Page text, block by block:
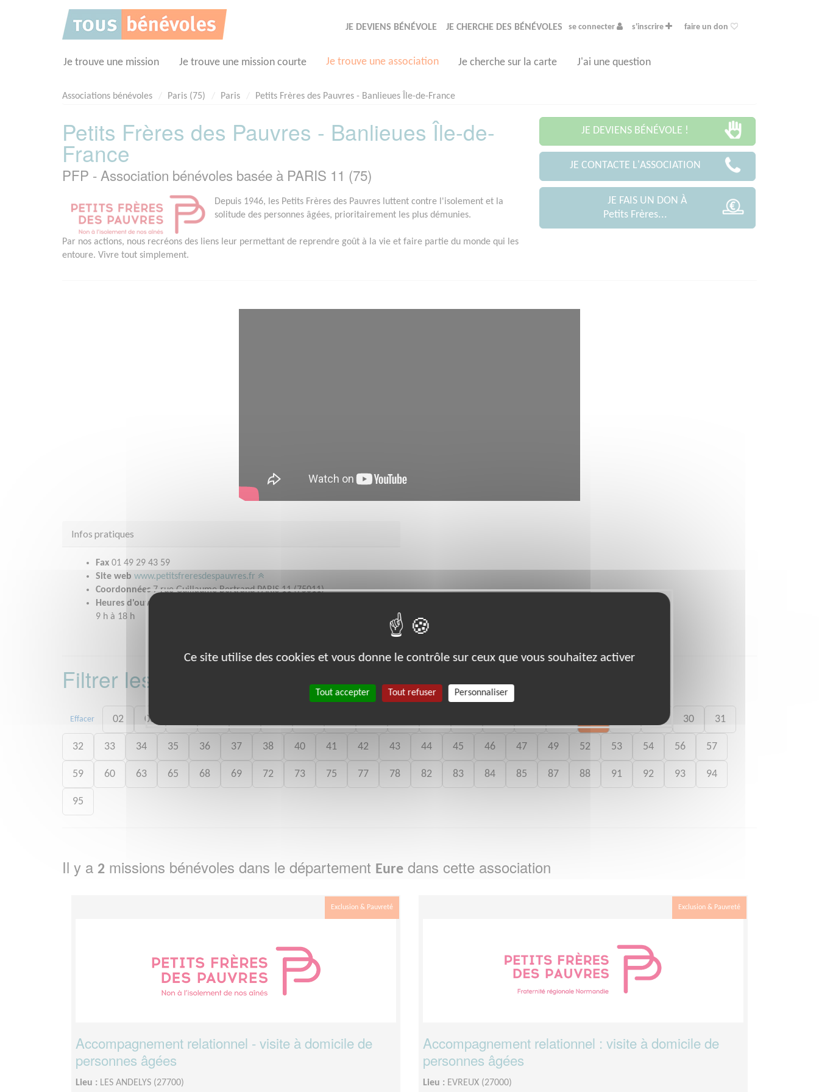
JE DEVIENS BÉNÉVOLE JE CHERCHE DES BÉNÉVOLES se connecter s'inscrire faire un don
Je trouve une mission Je trouve une mission courte Je trouve une association Je cherche sur la carte J'ai une question
Associations bénévoles Paris (75) Paris Petits Frères des Pauvres - Banlieues Île-de-France
Petits Frères des Pauvres - Banlieues Île-de-
France
PFP - Association bénévoles basée à PARIS 11 (75)
Depuis 1946, les Petits Frères des Pauvres luttent contre l'isolement et la
solitude des personnes âgées, prioritairement les plus démunies.
Par nos actions, nous recréons des liens leur permettant de reprendre goût à la vie et faire partie du monde qui les
entoure. Vivre tout simplement.
JE DEVIENS BÉNÉVOLE !
JE CONTACTE L'ASSOCIATION
JE FAIS UN DON À
Petits Frères...
Infos pratiques
Fax 01 49 29 43 59
Site web www.petitsfreresdespauvres.fr
Coordonnées 7 rue Guillaume Bertrand PARIS 11 (75011)
Heures d'ouverture
9 h à 18 h
Filtrer les missions bénévoles par département :
Effacer 02 03 30 31
32 33 34 35 36 37 38 40 41 42 43 44 45 46 47 49 52 53 54 56 57
59 60 63 65 68 69 72 73 75 77 78 82 83 84 85 87 88 91 92 93 94
95
Il y a 2 missions bénévoles dans le département Eure dans cette association
Exclusion & Pauvreté
Accompagnement relationnel - visite à domicile de
personnes âgées
Lieu : LES ANDELYS (27700)
Exclusion & Pauvreté
Accompagnement relationnel : visite à domicile de
personnes âgées
Lieu : EVREUX (27000)
Ce site utilise des cookies et vous donne le contrôle sur ceux que vous souhaitez activer
Tout accepter Tout refuser Personnaliser